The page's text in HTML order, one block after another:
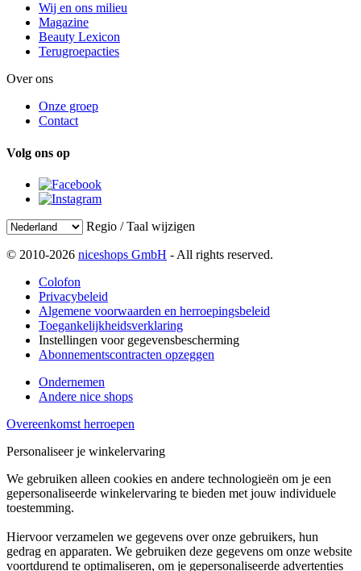
Wij en ons milieu
Magazine
Beauty Lexicon
Terugroepacties
Over ons
Onze groep
Contact
Volg ons op
Regio / Taal wijzigen
© 2010-2026 niceshops GmbH - All rights reserved.
Colofon
Privacybeleid
Algemene voorwaarden en herroepingsbeleid
Toegankelijkheidsverklaring
Instellingen voor gegevensbescherming
Abonnementscontracten opzeggen
Ondernemen
Andere nice shops
Overeenkomst herroepen
Personaliseer je winkelervaring
We gebruiken alleen cookies en andere technologieën om je een
gepersonaliseerde winkelervaring te bieden met jouw individuele
toestemming.
Hiervoor verzamelen we gegevens over onze gebruikers, hun
gedrag en apparaten. We gebruiken deze gegevens om onze website
voortdurend te optimaliseren, om je gepersonaliseerde advertenties